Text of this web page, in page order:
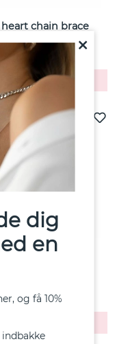
chain brace
SWEDEN
Køb!
dig
en
og få 10%